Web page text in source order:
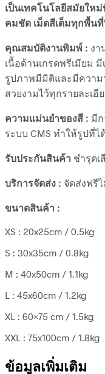
เป็นเทคโนโลยีสมัยให
คมชัด เม็ดสีเต็มทุกพื้นที่
คุณสมบัติงานพิมพ์ : งา
เนื้อด้านเกรดพรีเมียม
รูปภาพมีมิติและมีควา
สวยงามไว้ทุกรายละเอี
ความแม่นยำของสี : มี
ระบบ CMS ทำให้รูปที่
รับประกันสินค้า ชำรุด
บริการจัดส่ง : จัดส่งฟรี
ขนาดสินค้า :
XS : 20x25cm / 0.5kg
S : 30x35cm / 0.8kg
M : 40x50cm / 1.1kg
L : 45x60cm / 1.2kg
XL : 60×75 cm / 1.5kg
XXL : 75x100cm / 1.8kg
ข้อมูลเพิ่มเติม